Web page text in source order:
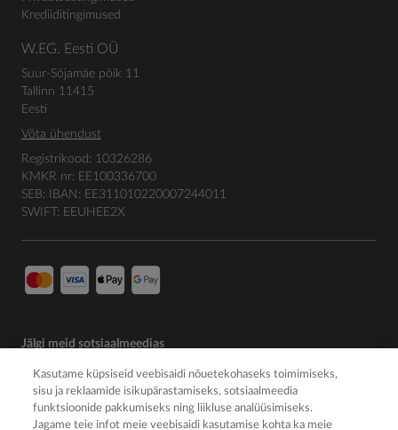
Krediiditingimused
W.EG. Eesti OÜ
Suur-Sõjamäe põik 11
Tallinn 11415
Eesti
Võta ühendust
Registrikood: 10326286
KMKR nr: EE100336700
SEB: IBAN: EE311010220007244011
SWIFT: EEUHEE2X
Jälgi meid sotsiaalmeedias
Kasutame küpsiseid veebisaidi nõuetekohaseks toimimiseks,
sisu ja reklaamide isikupärastamiseks, sotsiaalmeedia
funktsioonide pakkumiseks ning liikluse analüüsimiseks.
Jagame teie infot meie veebisaidi kasutamise kohta ka meie